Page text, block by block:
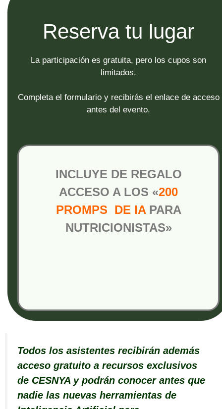
Reserva tu lugar
La participación es gratuita, pero los cupos son
limitados.
Completa el formulario y recibirás el enlace de acceso
antes del evento.
INCLUYE DE REGALO
ACCESO A LOS «200
PROMPS DE IAPARA
NUTRICIONISTAS»
Todos los asistentes recibirán además
acceso gratuito a recursos exclusivos
de CESNYA y podrán conocer antes que
nadie las nuevas herramientas de